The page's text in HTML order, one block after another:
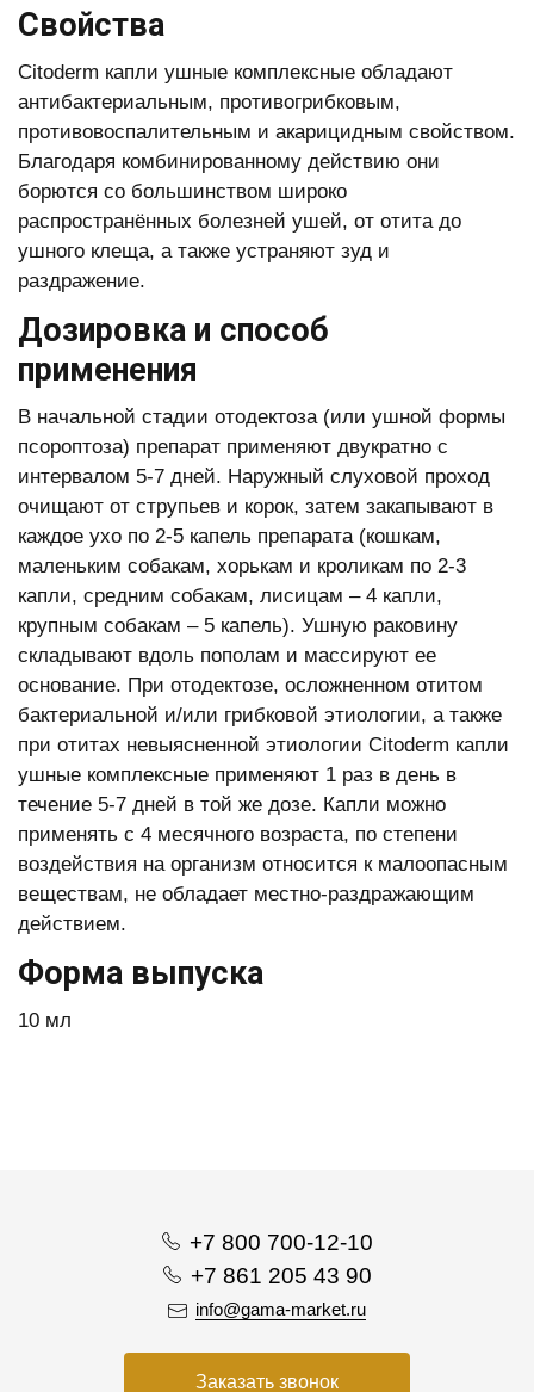
Свойства
Citoderm капли ушные комплексные обладают
антибактериальным, противогрибковым,
противовоспалительным и акарицидным свойством.
Благодаря комбинированному действию они
борются со большинством широко
распространённых болезней ушей, от отита до
ушного клеща, а также устраняют зуд и
раздражение.
Дозировка и способ
применения
В начальной стадии отодектоза (или ушной формы
псороптоза) препарат применяют двукратно с
интервалом 5-7 дней. Наружный слуховой проход
очищают от струпьев и корок, затем закапывают в
каждое ухо по 2-5 капель препарата (кошкам,
маленьким собакам, хорькам и кроликам по 2-3
капли, средним собакам, лисицам – 4 капли,
крупным собакам – 5 капель). Ушную раковину
складывают вдоль пополам и массируют ее
основание. При отодектозе, осложненном отитом
бактериальной и/или грибковой этиологии, а также
при отитах невыясненной этиологии Citoderm капли
ушные комплексные применяют 1 раз в день в
течение 5-7 дней в той же дозе. Капли можно
применять с 4 месячного возраста, по степени
воздействия на организм относится к малоопасным
веществам, не обладает местно-раздражающим
действием.
Форма выпуска
10 мл
+7 800 700-12-10
+7 861 205 43 90
info@gama-market.ru
Заказать звонок